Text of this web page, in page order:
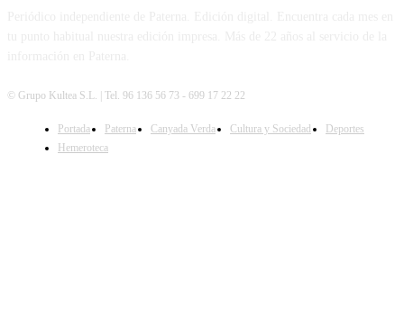
SÍGUENOS
© Grupo Kultea S.L. | Tel. 96 136 56 73 - 699 17 22 22
Portada Paterna Canyada Verda Cultura y Sociedad
Deportes
Hemeroteca